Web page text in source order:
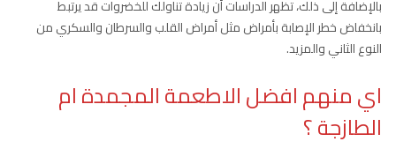
بالإضافة إلى ذلك، تظهر الدراسات أن زيادة تناولك للخضروات قد يرتبط
بانخفاض خطر الإصابة بأمراض مثل أمراض القلب والسرطان والسكري من
النوع الثاني والمزيد.
اي منهم افضل الاطعمة المجمدة ام
الطازجة ؟